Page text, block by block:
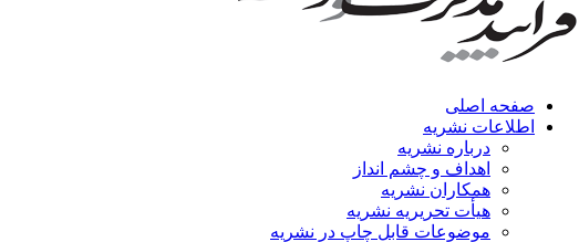
صفحه اصلی
اطلاعات نشریه
درباره نشریه
اهداف و چشم انداز
همکاران نشریه
هیأت تحریریه نشریه
موضوعات قابل چاپ در نشریه